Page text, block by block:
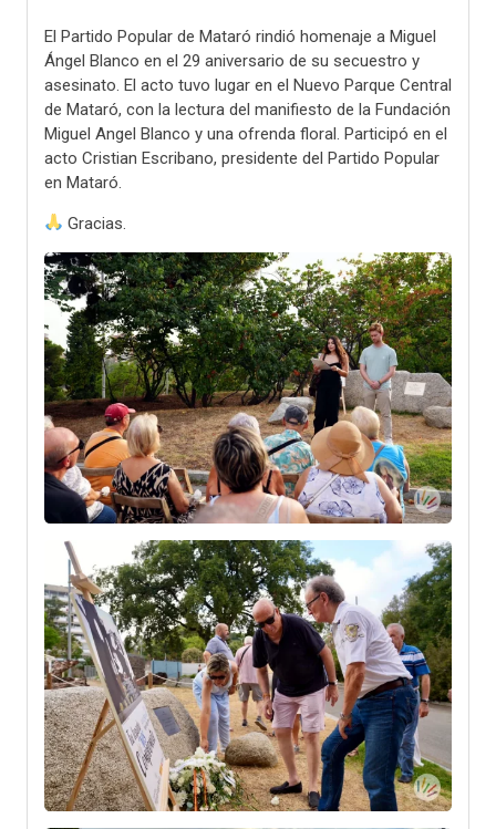
El Partido Popular de Mataró rindió homenaje a Miguel
Ángel Blanco en el 29 aniversario de su secuestro y
asesinato. El acto tuvo lugar en el Nuevo Parque Central
de Mataró, con la lectura del manifiesto de la Fundación
Miguel Angel Blanco y una ofrenda floral. Participó en el
acto Cristian Escribano, presidente del Partido Popular
en Mataró.
Gracias.